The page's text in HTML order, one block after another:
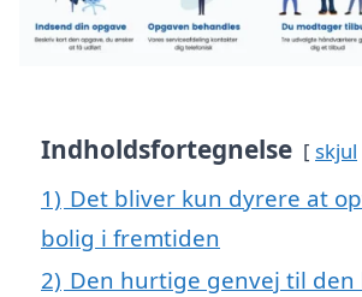
Indholdsfortegnelse skjul
1) Det bliver kun dyrere at
bolig i fremtiden
2) Den hurtige genvej til